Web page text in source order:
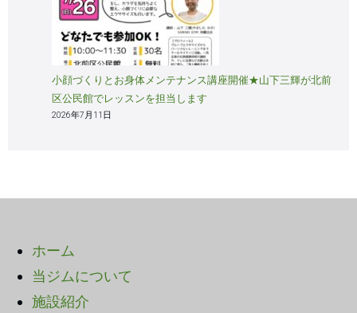
小顔づくりとお身体メンテナンス講座開催★山下三輝が北前
区公民館でレッスンを担当します
2026年7月11日
ホーム
当ジムについて
施設紹介